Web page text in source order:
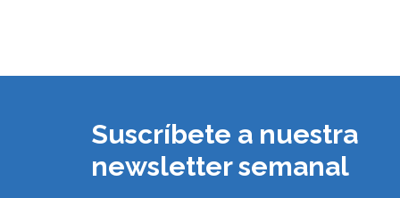
Suscríbete a nuestra
newsletter semanal